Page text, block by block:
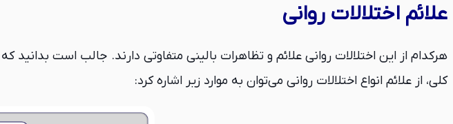
علائم اختلالات روانی
هرکدام از این اختلالات روانی علائم و تظاهرات بالینی متفاوتی دارند. جالب است بدانید
کلی، از علائم انواع اختلالات روانی می‌توان به موارد زیر اشاره کرد: